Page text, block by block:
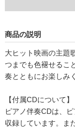
商品の説明
大ヒット映画の主題
つまでも色褪せるこ
奏とともにお楽しみ
【付属CDについて】
ピアノ伴奏CDは、
収録しています。ま